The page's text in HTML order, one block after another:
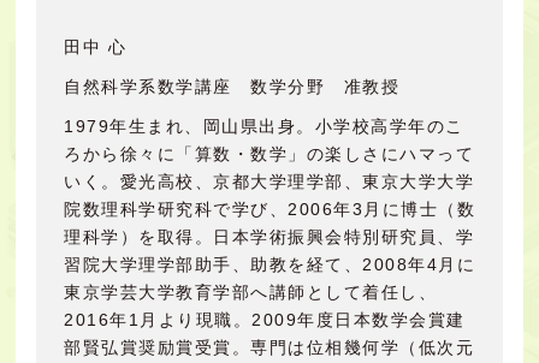
田中 心
自然科学系数学講座 数学分野 准教授
1979年生まれ、岡山県出身。小学校高学年のこ
ろから徐々に「算数・数学」の楽しさにハマって
いく。愛光高校、京都大学理学部、東京大学大学
院数理科学研究科で学び、2006年3月に博士（数
理科学）を取得。日本学術振興会特別研究員、学
習院大学理学部助手、助教を経て、2008年4月に
東京学芸大学教育学部へ講師として着任し、
2016年1月より現職。2009年度日本数学会賞建
部賢弘賞奨励賞受賞。専門は位相幾何学（低次元